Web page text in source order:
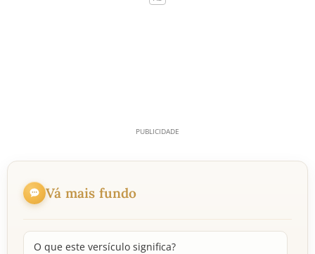
Vá mais fundo
O que este versículo significa?